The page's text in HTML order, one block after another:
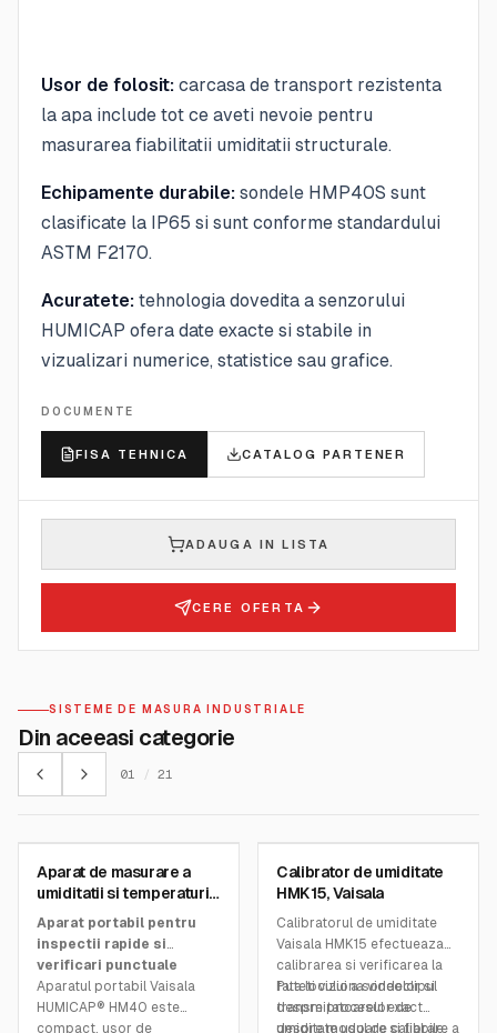
Usor de folosit: carcasa de transport rezistenta
la apa include tot ce aveti nevoie pentru
masurarea fiabilitatii umiditatii structurale.
Echipamente durabile: sondele HMP40S sunt
clasificate la IP65 si sunt conforme standardului
ASTM F2170.
Acuratete: tehnologia dovedita a senzorului
HUMICAP ofera date exacte si stabile in
vizualizari numerice, statistice sau grafice.
DOCUMENTE
FISA TEHNICA CATALOG PARTENER
ADAUGA IN LISTA
CERE OFERTA
SISTEME DE MASURA INDUSTRIALE
Din aceeasi categorie
01 / 21
SKU:HM40
Aparat de masurare a
umiditatii si temperaturii
HM40 - Vaisala
Aparat portabil pentru
inspectii rapide si
verificari punctuale
Aparatul portabil Vaisala
HUMICAP® HM40 este
compact, usor de
SKU:HMK15
Calibrator de umiditate
HMK15, Vaisala
Calibratorul de umiditate
Vaisala HMK15 efectueaza
calibrarea si verificarea la
fata locului a sondelor si
transmitatoarelor de
umiditate usoare si fiabile,
Puteti viziona videoclipul
despre procesul exact
despre modul de calibrare a